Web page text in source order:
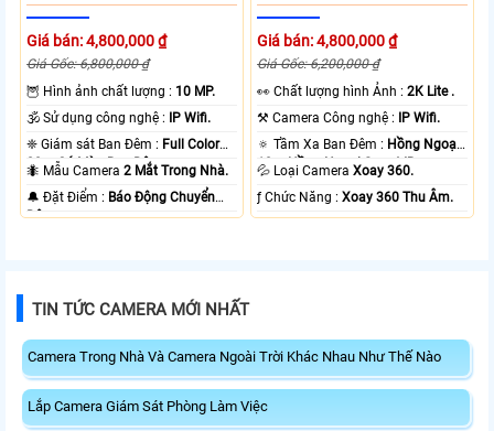
Giá bán: 4,800,000 ₫
Giá Gốc: 6,800,000 ₫
🦉 Hình ảnh chất lượng : 10 MP.
🕉️ Sử dụng công nghệ :
IP Wifi.
❈ Giám sát Ban Đêm : Full Color
20m Có Màu Ban Ðêm.
🐜 Mẫu Camera2 Mắt Trong Nhà.
️🔔 Đặt Điểm : Báo Động Chuyển
Động.
Giá bán: 4,800,000 ₫
Giá Gốc: 6,200,000 ₫
️👀 Chất lượng hình Ảnh :2K Lite .
⚒ Camera Công nghệ :
IP Wifi.
🔅 Tầm Xa Ban Đêm : Hồng Ngoại
10m Hồng Ngoại Smart IR.
💦 Loại CameraXoay 360.
️ƒ Chức Năng :Xoay 360 Thu Âm.
TIN TỨC CAMERA MỚI NHẤT
Camera Trong Nhà Và Camera Ngoài Trời Khác Nhau Như Thế Nào
Lắp Camera Giám Sát Phòng Làm Việc